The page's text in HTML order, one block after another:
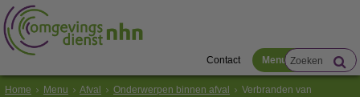
Contact Menu
Home Menu Afval Onderwerpen binnen afval
Verbranden van